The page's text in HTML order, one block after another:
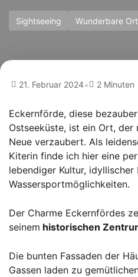
Sightseeing Wunderbare
21. Februar 2024• 2 Minuten
Eckernförde, diese
Ostseeküste, ist ein Ort,
Neue verzaubert. Als
Kiterin finde ich hier eine
lebendiger Kultur,
Wassersportmöglichkeiten.
Der Charme Eckernfördes
seinem historischen
Die bunten Fassaden der
Gassen laden zu